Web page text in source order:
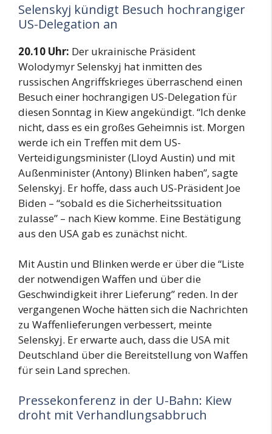
Selenskyj kündigt Besuch hochrangiger
US-Delegation an
20.10 Uhr: Der ukrainische Präsident
Wolodymyr Selenskyj hat inmitten des
russischen Angriffskrieges überraschend einen
Besuch einer hochrangigen US-Delegation für
diesen Sonntag in Kiew angekündigt. “Ich denke
nicht, dass es ein großes Geheimnis ist. Morgen
werde ich ein Treffen mit dem US-
Verteidigungsminister (Lloyd Austin) und mit
Außenminister (Antony) Blinken haben”, sagte
Selenskyj. Er hoffe, dass auch US-Präsident Joe
Biden – “sobald es die Sicherheitssituation
zulasse” – nach Kiew komme. Eine Bestätigung
aus den USA gab es zunächst nicht.
Mit Austin und Blinken werde er über die “Liste
der notwendigen Waffen und über die
Geschwindigkeit ihrer Lieferung” reden. In der
vergangenen Woche hätten sich die Nachrichten
zu Waffenlieferungen verbessert, meinte
Selenskyj. Er erwarte auch, dass die USA mit
Deutschland über die Bereitstellung von Waffen
für sein Land sprechen.
Pressekonferenz in der U-Bahn: Kiew
droht mit Verhandlungsabbruch